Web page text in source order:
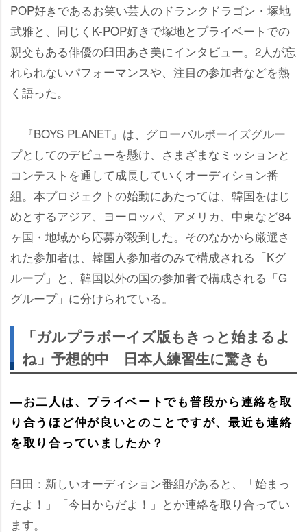
POP好きであるお笑い芸人のドランクドラゴン・塚地
武雅と、同じくK-POP好きで塚地とプライベートでの
親交もある俳優の臼田あさ美にインタビュー。2人が忘
れられないパフォーマンスや、注目の参加者などを熱
く語った。
『BOYS PLANET』は、グローバルボーイズグルー
プとしてのデビューを懸け、さまざまなミッションと
コンテストを通して成長していくオーディション番
組。本プロジェクトの始動にあたっては、韓国をはじ
めとするアジア、ヨーロッパ、アメリカ、中東など84
ヶ国・地域から応募が殺到した。そのなかから厳選さ
れた参加者は、韓国人参加者のみで構成される「Kグ
ループ」と、韓国以外の国の参加者で構成される「G
グループ」に分けられている。
「ガルプラボーイズ版もきっと始まるよ
ね」予想的中 日本人練習生に驚きも
―お二人は、プライベートでも普段から連絡を取
り合うほど仲が良いとのことですが、最近も連絡
を取り合っていましたか？
臼田：新しいオーディション番組があると、「始まっ
たよ！」「今日からだよ！」とか連絡を取り合ってい
ます。